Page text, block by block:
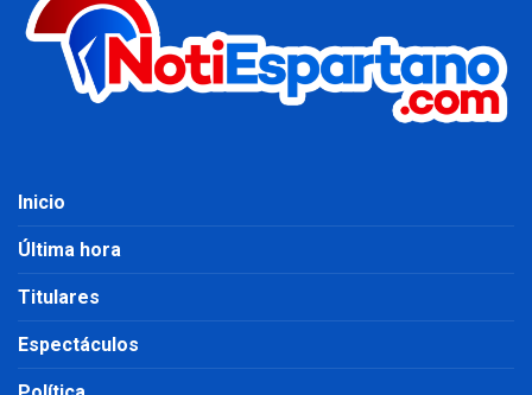
Inicio
Última hora
Titulares
Espectáculos